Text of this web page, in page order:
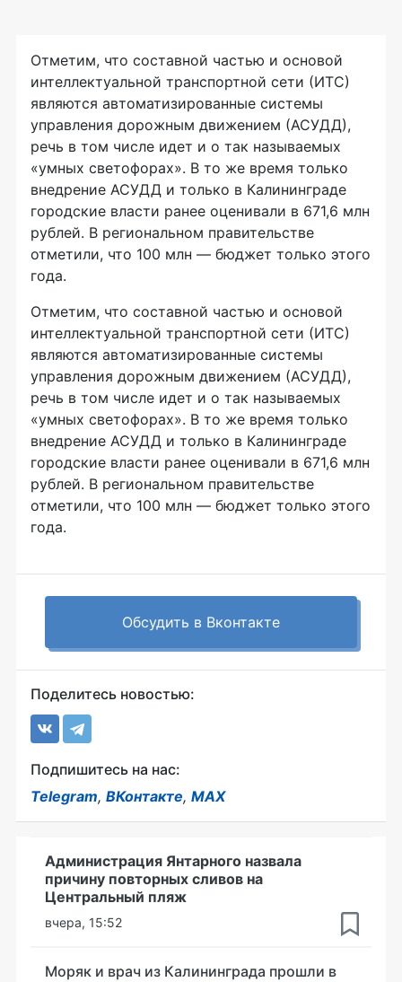
Отметим, что составной частью и основой
интеллектуальной транспортной сети (ИТС)
являются автоматизированные системы
управления дорожным движением (АСУДД),
речь в том числе идет и о так называемых
«умных светофорах». В то же время только
внедрение АСУДД и только в Калининграде
городские власти ранее оценивали в 671,6 млн
рублей. В региональном правительстве
отметили, что 100 млн — бюджет только этого
года.
Отметим, что составной частью и основой
интеллектуальной транспортной сети (ИТС)
являются автоматизированные системы
управления дорожным движением (АСУДД),
речь в том числе идет и о так называемых
«умных светофорах». В то же время только
внедрение АСУДД и только в Калининграде
городские власти ранее оценивали в 671,6 млн
рублей. В региональном правительстве
отметили, что 100 млн — бюджет только этого
года.
Обсудить в Вконтакте
Поделитесь новостью:
Подпишитесь на нас:
Telegram, ВКонтакте, MAX
Администрация Янтарного назвала
причину повторных сливов на
Центральный пляж
вчера, 15:52
Моряк и врач из Калининграда прошли в